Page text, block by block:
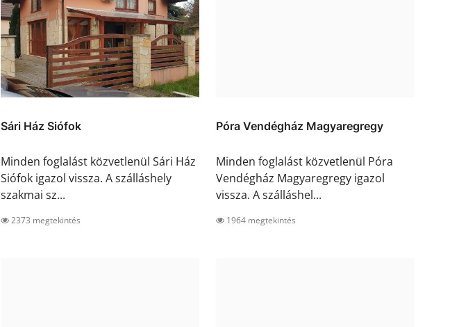
Sári Ház Siófok
Minden foglalást közvetlenül Sári Ház
Siófok igazol vissza. A szálláshely
szakmai sz...
2373 megtekintés
Póra Vendégház Magyaregregy
Minden foglalást közvetlenül Póra
Vendégház Magyaregregy igazol
vissza. A szálláshel...
1964 megtekintés